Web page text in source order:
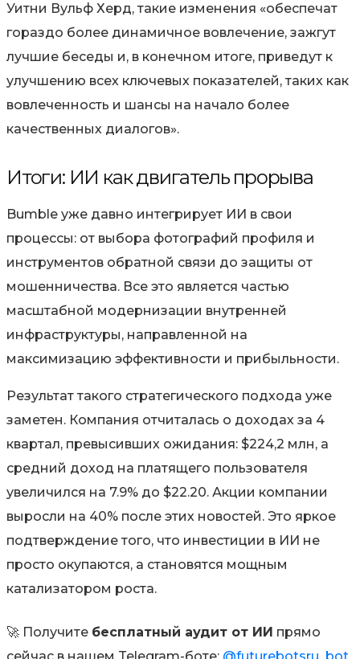
Уитни Вульф Херд, такие изменения «обеспечат
гораздо более динамичное вовлечение, зажгут
лучшие беседы и, в конечном итоге, приведут к
улучшению всех ключевых показателей, таких как
вовлеченность и шансы на начало более
качественных диалогов».
Итоги: ИИ как двигатель прорыва
Bumble уже давно интегрирует ИИ в свои
процессы: от выбора фотографий профиля и
инструментов обратной связи до защиты от
мошенничества. Все это является частью
масштабной модернизации внутренней
инфраструктуры, направленной на
максимизацию эффективности и прибыльности.
Результат такого стратегического подхода уже
заметен. Компания отчиталась о доходах за 4
квартал, превысивших ожидания: $224,2 млн, а
средний доход на платящего пользователя
увеличился на 7.9% до $22.20. Акции компании
выросли на 40% после этих новостей. Это яркое
подтверждение того, что инвестиции в ИИ не
просто окупаются, а становятся мощным
катализатором роста.
🚀 Получите бесплатный аудит от ИИ прямо